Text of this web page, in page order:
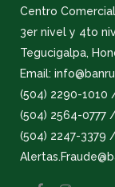
Centro
3er nivel y 4to
Tegucigalpa,
Email:
(504) 2290-1010
(504) 2564-
(504) 2247-3379